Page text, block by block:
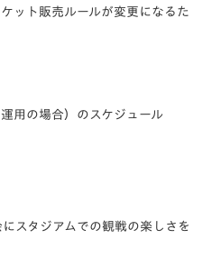
ット販売ルールが変更になるた
用の場合）のスケジュール
スタジアムでの観戦の楽しさを